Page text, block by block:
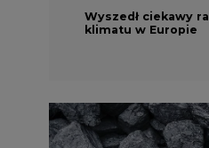
Wyszedł ciekawy
klimatu w Europie